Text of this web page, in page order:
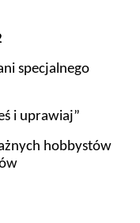
specjalnego
i uprawiaj”
hobbystów